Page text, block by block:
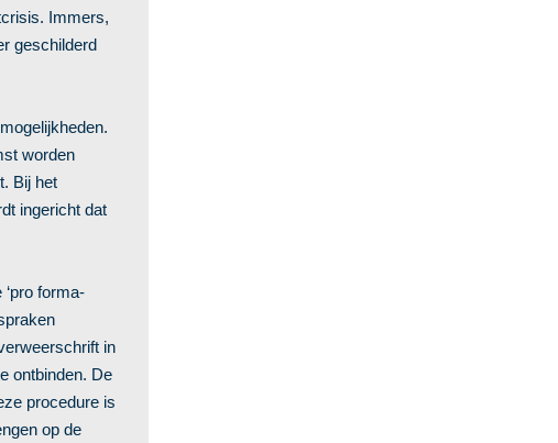
Immers,
geschilderd
worden
Bij het
ingericht dat
forma-
in
ontbinden. De
procedure is
op de